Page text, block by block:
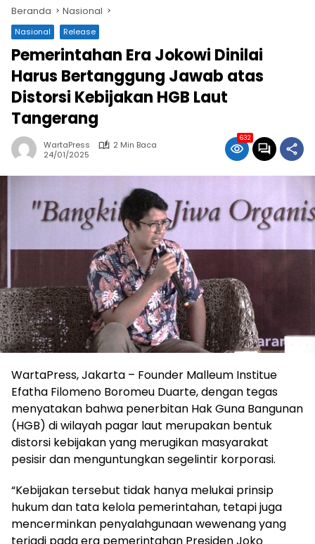
Beranda Nasional
Nasional Release
Pemerintahan Era Jokowi Dinilai
Harus Bertanggung Jawab atas
Distorsi Kebijakan HGB Laut
Tangerang
WartaPress
2 Min Baca
24/01/2025
632
WartaPress, Jakarta – Founder Malleum Institue
Efatha Filomeno Boromeu Duarte, dengan tegas
menyatakan bahwa penerbitan Hak Guna Bangunan
(HGB) di wilayah pagar laut merupakan bentuk
distorsi kebijakan yang merugikan masyarakat
pesisir dan menguntungkan segelintir korporasi.
“Kebijakan tersebut tidak hanya melukai prinsip
hukum dan tata kelola pemerintahan, tetapi juga
mencerminkan penyalahgunaan wewenang yang
terjadi pada era pemerintahan Presiden Joko